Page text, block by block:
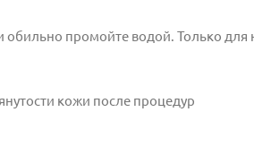
обильно промойте водой. Только для
кожи после процедур